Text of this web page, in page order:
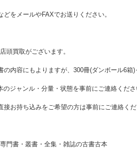
をメールやFAXでお送りください。
頭買取がございます。
内容にもよりますが、300冊(ダンボール6箱)
ジャンル・分量・状態を事前にご連絡くださ
お持ち込みをご希望の方は事前にご連絡く
門書・叢書・全集・雑誌の古書古本